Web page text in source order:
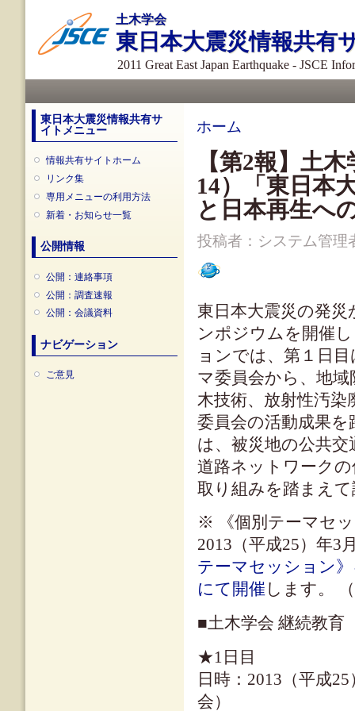
ン
コ
ン
動
土木学会
東日本大震災情報共有
2011 Great East Japan Earthquake - JSCE
東日本大震災情報共有サ
イトメニュー
情報共有サイトホーム
リンク集
専用メニューの利用方法
新着・お知らせ一覧
公開情報
公開：連絡事項
公開：調査速報
公開：会議資料
ナビゲーション
ご意見
現在地
ホーム
【第2報】土
14）「東日本
と日本再生へ
投稿者： システム管理
東日本大震災の発
ンポジウムを開催
ョンでは、第１日
マ委員会から、地
木技術、放射性汚染
委員会の活動成果
は、被災地の公共
道路ネットワーク
取り組みを踏まえ
※ 《個別テーマセ
2013（平成25）年3
テーマセッション
にて開催 します。
■土木学会 継続教育
★1日目
日時：2013（平成
会）